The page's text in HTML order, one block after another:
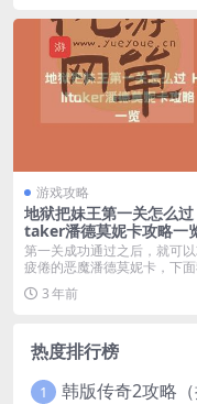
游戏攻略
地狱把妹王第一关怎么
taker潘德莫妮卡攻略一
第一关成功通过之后，就可
疲倦的恶魔潘德莫妮卡，下面
就为大家来讲解一下地...
3 年前
热度排行榜
1 韩版传奇2攻略（